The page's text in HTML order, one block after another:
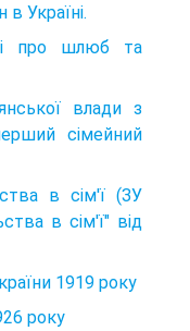
Україні.
про шлюб та
влади з
сімейний
в сім'ї (ЗУ
в сім'ї" від
1919 року
року